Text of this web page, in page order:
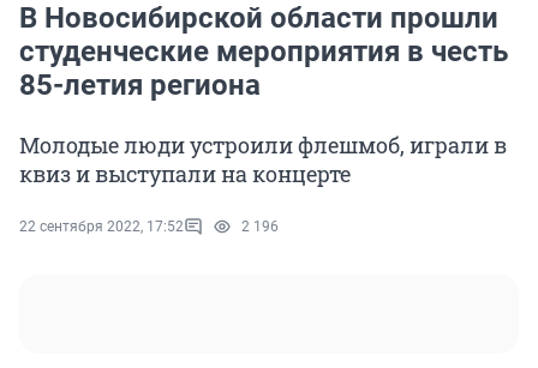
В Новосибирской области прошли
студенческие мероприятия в честь
85-летия региона
Молодые люди устроили флешмоб, играли в
квиз и выступали на концерте
22 сентября 2022, 17:52 2 196